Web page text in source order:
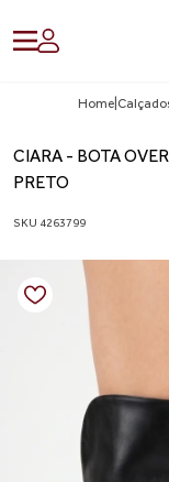
Home
CIARA - BOTA
PRETO
SKU 4263799